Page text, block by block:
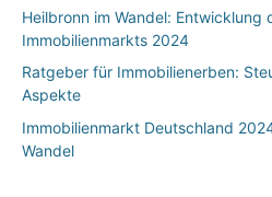
Heilbronn im Wandel: Entwicklung
Immobilienmarkts 2024
Ratgeber für Immobilienerben:
Aspekte
Immobilienmarkt Deutschland
Wandel